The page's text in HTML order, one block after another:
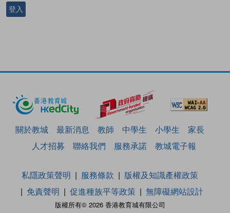
登入
關於教城 最新消息 教師 中學生 小學生
家長
人才招募
聯絡我們 服務承諾 教城電子報
版權所有© 2026 香港教育城有限公司
私隱政策聲明 服務條款
版權及知識產權政策
免責聲明
促進種族平等政策 無障礙網站設計